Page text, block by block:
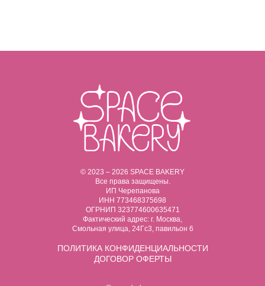
© 2023 – 2026 SPACE BAKERY
Все права защищены.
ИП Черепанова
ИНН 773468375698
ОГРНИП 323774600635471
Фактический адрес: г. Москва,
Смольная улица, 24Гс3, павильон 6
ПОЛИТИКА КОНФИДЕНЦИАЛЬНОСТИ
ДОГОВОР ОФЕРТЫ